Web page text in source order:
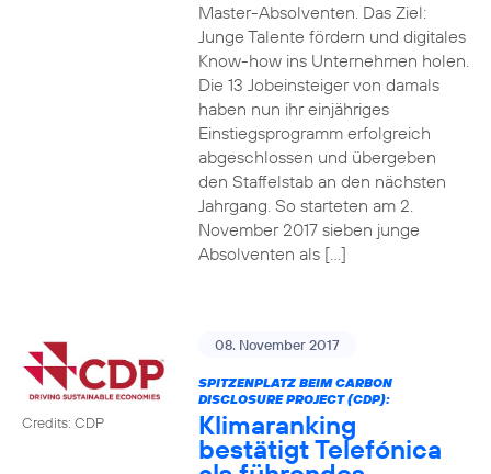
Master-Absolventen. Das Ziel:
Junge Talente fördern und digitales
Know-how ins Unternehmen holen.
Die 13 Jobeinsteiger von damals
haben nun ihr einjähriges
Einstiegsprogramm erfolgreich
abgeschlossen und übergeben
den Staffelstab an den nächsten
Jahrgang. So starteten am 2.
November 2017 sieben junge
Absolventen als […]
Credits: CDP
08. November 2017
SPITZENPLATZ BEIM CARBON
DISCLOSURE PROJECT (CDP):
Klimaranking
bestätigt Telefónica